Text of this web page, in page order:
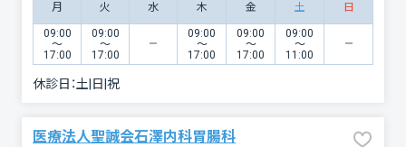
月 火 水 木 金 土 日
09:00
〜
17:00
09:00
〜
17:00
09:00
〜
17:00
09:00
〜
17:00
09:00
〜
11:00
休診日：土|日|祝
医療法人聖誠会石澤内科胃腸科